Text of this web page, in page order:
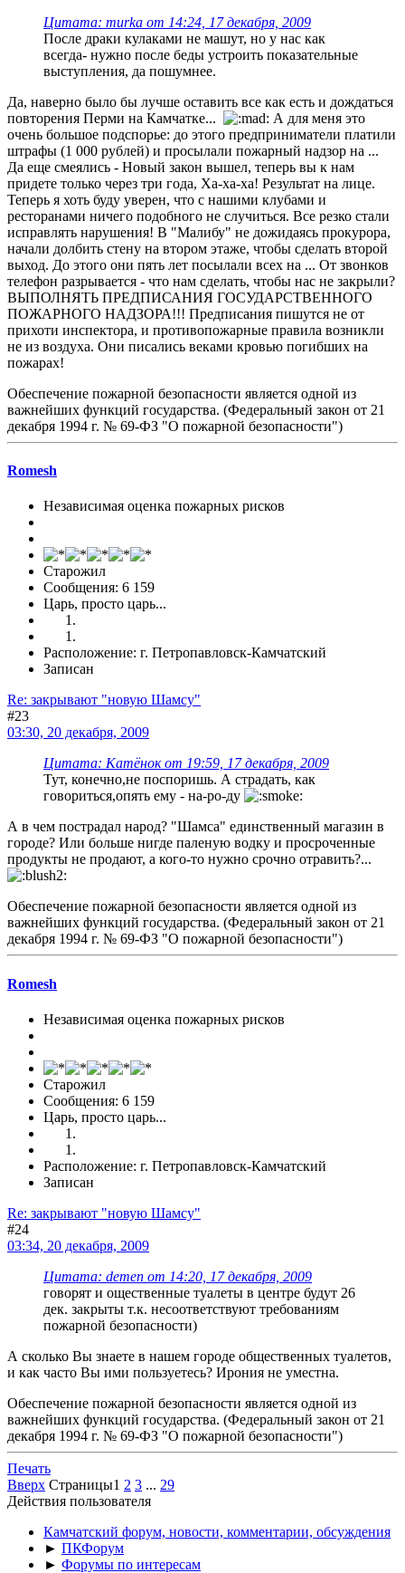
Цитата: murka от 14:24, 17 декабря, 2009
После драки кулаками не машут, но у нас как
всегда- нужно после беды устроить показательные
выступления, да пошумнее.
Да, наверно было бы лучше оставить все как есть и дождаться
повторения Перми на Камчатке...
А для меня это
очень большое подспорье: до этого предприниматели платили
штрафы (1 000 рублей) и просылали пожарный надзор на ...
Да еще смеялись - Новый закон вышел, теперь вы к нам
придете только через три года, Ха-ха-ха! Результат на лице.
Теперь я хоть буду уверен, что с нашими клубами и
ресторанами ничего подобного не случиться. Все резко стали
исправлять нарушения! В "Малибу" не дожидаясь прокурора,
начали долбить стену на втором этаже, чтобы сделать второй
выход. До этого они пять лет посылали всех на ... От звонков
телефон разрывается - что нам сделать, чтобы нас не закрыли?
ВЫПОЛНЯТЬ ПРЕДПИСАНИЯ ГОСУДАРСТВЕННОГО
ПОЖАРНОГО НАДЗОРА!!! Предписания пишутся не от
прихоти инспектора, и противопожарные правила возникли
не из воздуха. Они писались веками кровью погибших на
пожарах!
Обеспечение пожарной безопасности является одной из
важнейших функций государства. (Федеральный закон от 21
декабря 1994 г. № 69-ФЗ "О пожарной безопасности")
Romesh
Независимая оценка пожарных рисков
Старожил
Сообщения: 6 159
Царь, просто царь...
Расположение: г. Петропавловск-Камчатский
Записан
Re: закрывают "новую Шамсу"
#23
03:30, 20 декабря, 2009
Цитата: Катёнок от 19:59, 17 декабря, 2009
Тут, конечно,не поспоришь. А страдать, как
говориться,опять ему - на-ро-ду
А в чем пострадал народ? "Шамса" единственный магазин в
городе? Или больше нигде паленую водку и просроченные
продукты не продают, а кого-то нужно срочно отравить?...
Обеспечение пожарной безопасности является одной из
важнейших функций государства. (Федеральный закон от 21
декабря 1994 г. № 69-ФЗ "О пожарной безопасности")
Romesh
Независимая оценка пожарных рисков
Старожил
Сообщения: 6 159
Царь, просто царь...
Расположение: г. Петропавловск-Камчатский
Записан
Re: закрывают "новую Шамсу"
#24
03:34, 20 декабря, 2009
Цитата: demen от 14:20, 17 декабря, 2009
говорят и ощественные туалеты в центре будут 26
дек. закрыты т.к. несоответствуют требованиям
пожарной безопасности)
А сколько Вы знаете в нашем городе общественных туалетов,
и как часто Вы ими пользуетесь? Ирония не уместна.
Обеспечение пожарной безопасности является одной из
важнейших функций государства. (Федеральный закон от 21
декабря 1994 г. № 69-ФЗ "О пожарной безопасности")
Печать
Вверх Страницы1 2 3 ... 29
Действия пользователя
Камчатский форум, новости, комментарии, обсуждения
► ПКФорум
► Форумы по интересам